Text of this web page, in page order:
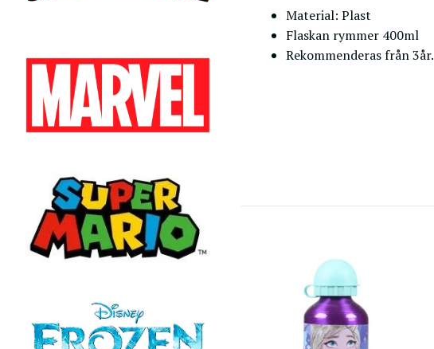
Material: Plast
Flaskan rymmer 400ml
Rekommenderas från 3år.